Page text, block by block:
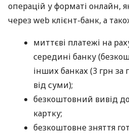
операцій у форматі онлайн,
через web клієнт-банк, а
миттєві платежі на
середині банку
інших банках (3 грн за
від суми);
безкоштовний вивід
картку;
безкоштовне зняття